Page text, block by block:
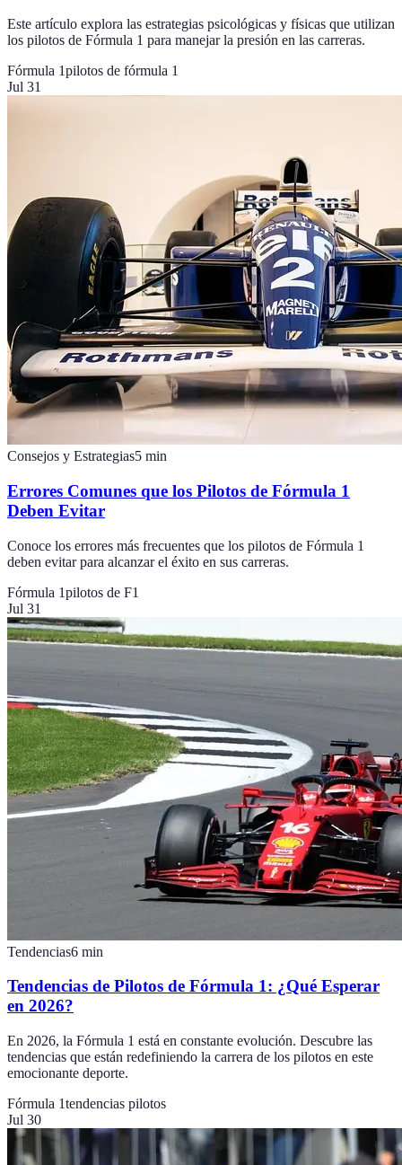
Este artículo explora las estrategias psicológicas y físicas que utilizan
los pilotos de Fórmula 1 para manejar la presión en las carreras.
Fórmula 1pilotos de fórmula 1
Jul 31
Consejos y Estrategias5 min
Errores Comunes que los Pilotos de Fórmula 1
Deben Evitar
Conoce los errores más frecuentes que los pilotos de Fórmula 1
deben evitar para alcanzar el éxito en sus carreras.
Fórmula 1pilotos de F1
Jul 31
Tendencias6 min
Tendencias de Pilotos de Fórmula 1: ¿Qué Esperar
en 2026?
En 2026, la Fórmula 1 está en constante evolución. Descubre las
tendencias que están redefiniendo la carrera de los pilotos en este
emocionante deporte.
Fórmula 1tendencias pilotos
Jul 30